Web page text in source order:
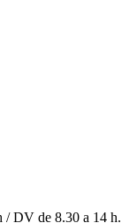
/ DV de 8.30 a 14 h.